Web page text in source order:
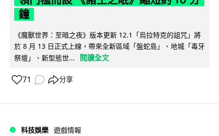
鐘
《魔獸世界：至暗之夜》版本更新 12.1「烏拉特克的詛咒」將
於 8 月 13 日正式上線，帶來全新區域「盤蛇島」、地城「毒牙
祭壇」、新型態世...
閱讀全文
71 分享
科技娛樂 遊戲情報